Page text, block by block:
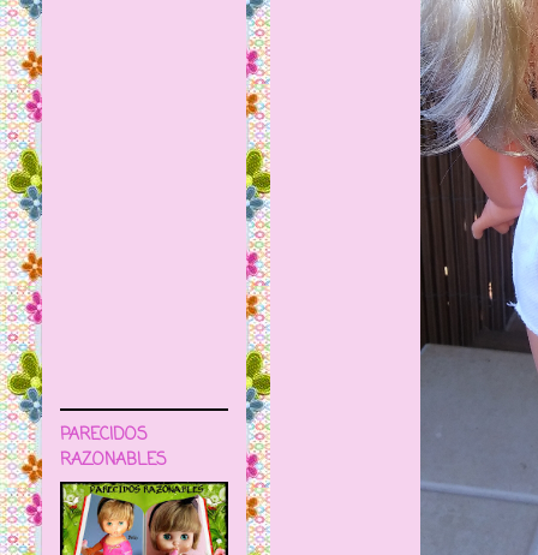
PARECIDOS
RAZONABLES